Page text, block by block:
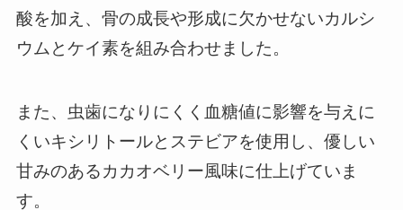
酸を加え、骨の成長や形成に欠かせないカルシ
ウムとケイ素を組み合わせました。
また、虫歯になりにくく血糖値に影響を与えに
くいキシリトールとステビアを使用し、優しい
甘みのあるカカオベリー風味に仕上げていま
す。